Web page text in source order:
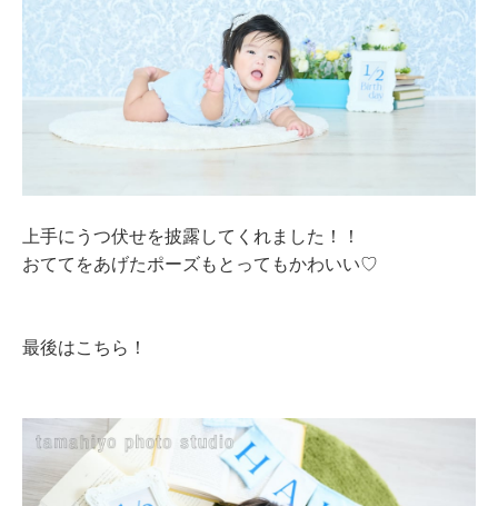
上手にうつ伏せを披露してくれました！！
おててをあげたポーズもとってもかわいい♡
最後はこちら！